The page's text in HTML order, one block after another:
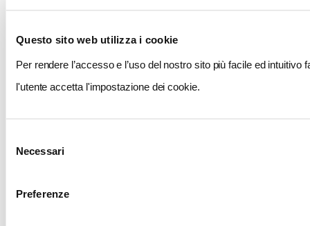
Questo sito web utilizza i cookie
Per rendere l’accesso e l’uso del nostro sito più facile ed
l'utente accetta l'impostazione dei cookie.
delNecessari
Preferenze